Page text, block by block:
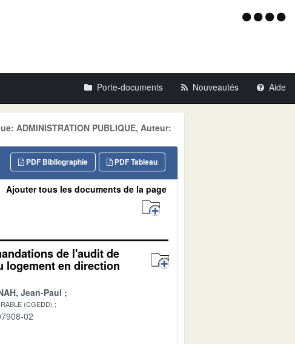
Menu
Porte-documents Nouveautés Aide
ADMINISTRATION PUBLIQUE, Auteur:
PDF Tableau
PDF Bibliographie
Ajouter tous les documents de la page
de l'audit de
logement en direction
Jean-Paul
(CGEDD)
02